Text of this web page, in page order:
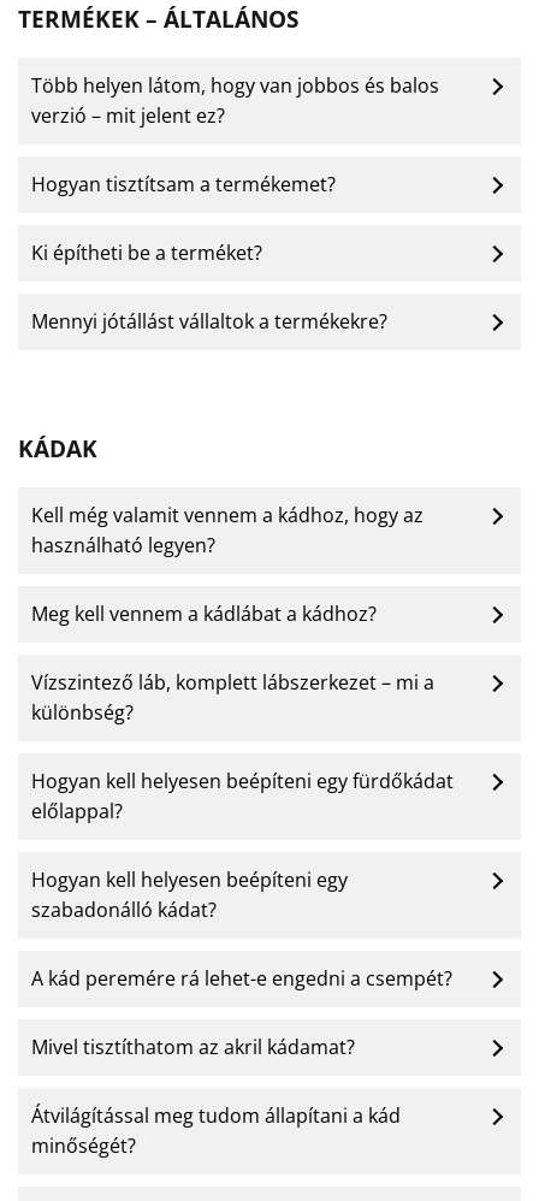
TERMÉKEK – ÁLTALÁNOS
Több helyen látom, hogy van jobbos és balos
verzió – mit jelent ez?
Hogyan tisztítsam a termékemet?
Ki építheti be a terméket?
Mennyi jótállást vállaltok a termékekre?
KÁDAK
Kell még valamit vennem a kádhoz, hogy az
használható legyen?
Meg kell vennem a kádlábat a kádhoz?
Vízszintező láb, komplett lábszerkezet – mi a
különbség?
Hogyan kell helyesen beépíteni egy fürdőkádat
előlappal?
Hogyan kell helyesen beépíteni egy
szabadonálló kádat?
A kád peremére rá lehet-e engedni a csempét?
Mivel tisztíthatom az akril kádamat?
Átvilágítással meg tudom állapítani a kád
minőségét?